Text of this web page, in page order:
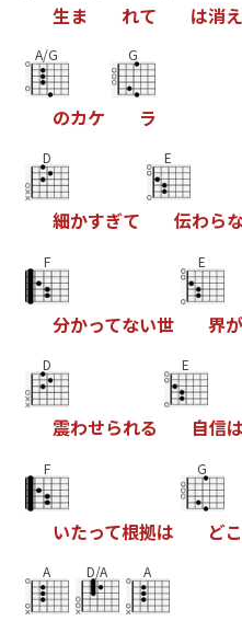
生ま れて は消え
A/G
のカケ
G
ラ
D
細かすぎて
E
伝わら
F
分かってない世
E
界が
D
震わせられる
E
自信は
F
いたって根拠は
G
どこ
A D/A A